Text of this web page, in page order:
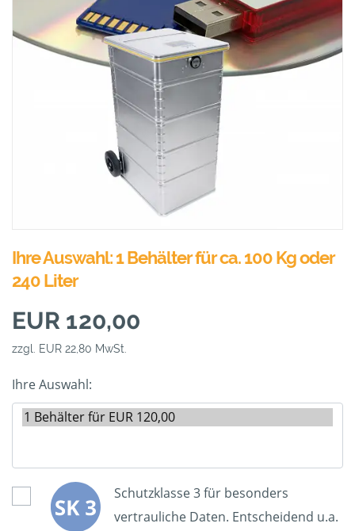
Ihre Auswahl: 1 Behälter für ca. 100 Kg oder
240 Liter
EUR 120,00
zzgl. EUR 22,80 MwSt.
Ihre Auswahl:
Schutzklasse 3 für besonders
vertrauliche Daten. Entscheidend u.a.